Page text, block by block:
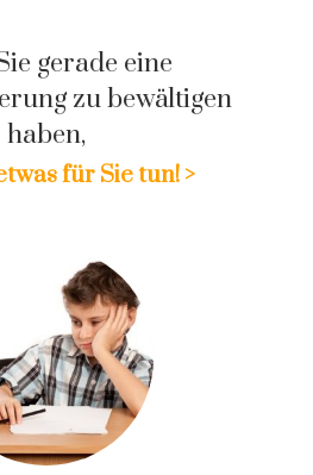
gerade eine
zu bewältigen
haben,
für Sie tun! >